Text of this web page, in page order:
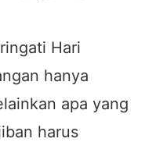
Hari
hanya
apa yang
harus